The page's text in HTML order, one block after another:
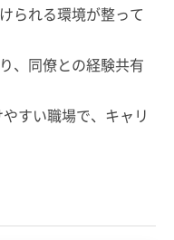
られる環境が整って
、同僚との経験共有
すい職場で、キャリ